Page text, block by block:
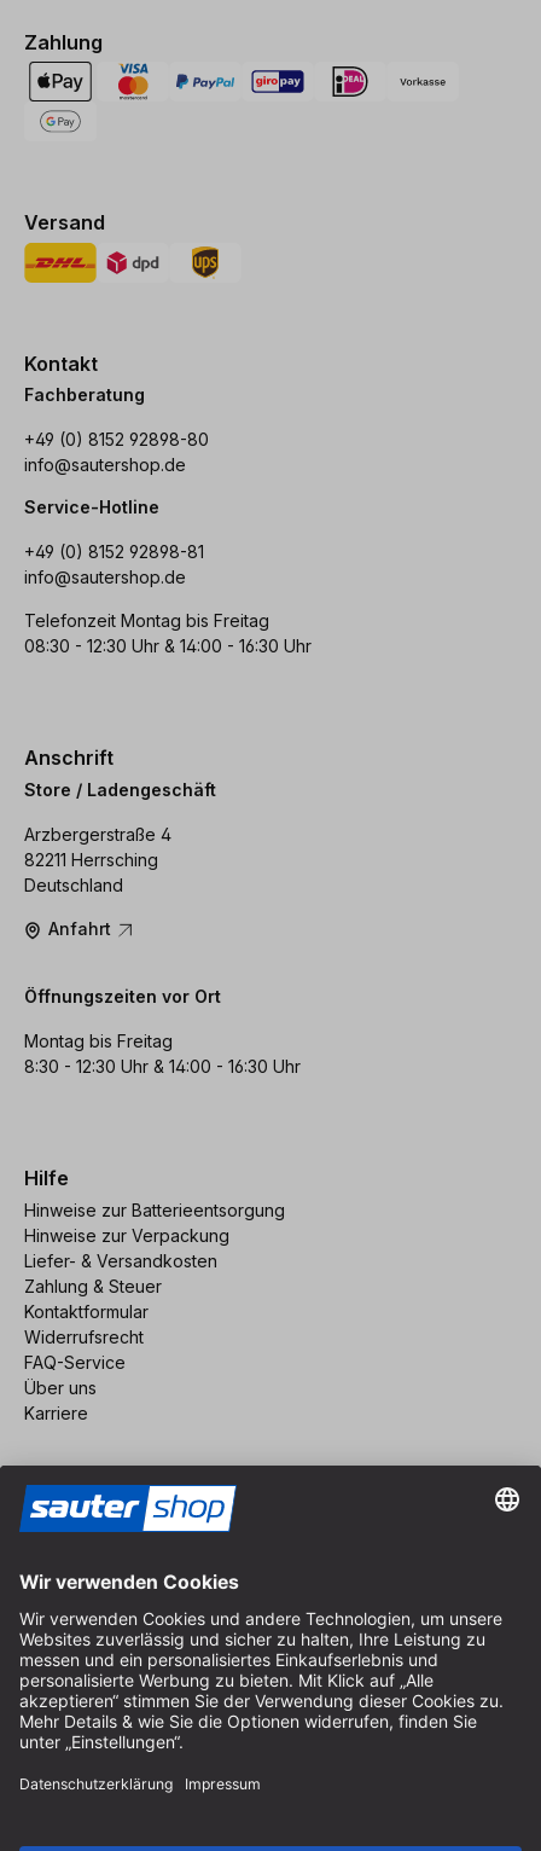
Zahlung
Versand
Kontakt
Fachberatung
+49 (0) 8152 92898-80
info@sautershop.de
Service-Hotline
+49 (0) 8152 92898-81
info@sautershop.de
Telefonzeit Montag bis Freitag
08:30 - 12:30 Uhr & 14:00 - 16:30 Uhr
Anschrift
Store / Ladengeschäft
Arzbergerstraße 4
82211 Herrsching
Deutschland
Anfahrt
Öffnungszeiten vor Ort
Montag bis Freitag
8:30 - 12:30 Uhr & 14:00 - 16:30 Uhr
Hilfe
Hinweise zur Batterieentsorgung
Hinweise zur Verpackung
Liefer- & Versandkosten
Zahlung & Steuer
Kontaktformular
Widerrufsrecht
FAQ-Service
Über uns
Karriere
Impressum
AGB
Datenschutz
Cookie-Einstellungen
© 2026 sauter GmbH
* kostenloser Versand ab 150 Euro Bestellwert innerhalb